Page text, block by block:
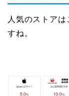
人気のストア
すね。